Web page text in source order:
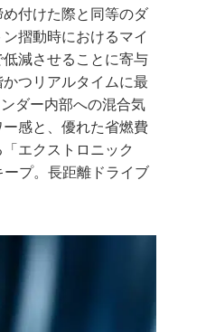
付けた際と同等のダ
摺動時におけるマイ
減させることに寄与
つリアルタイムに最
ダー内部への混合気
感と、優れた省燃費
エクストロニック
プ。長距離ドライブ